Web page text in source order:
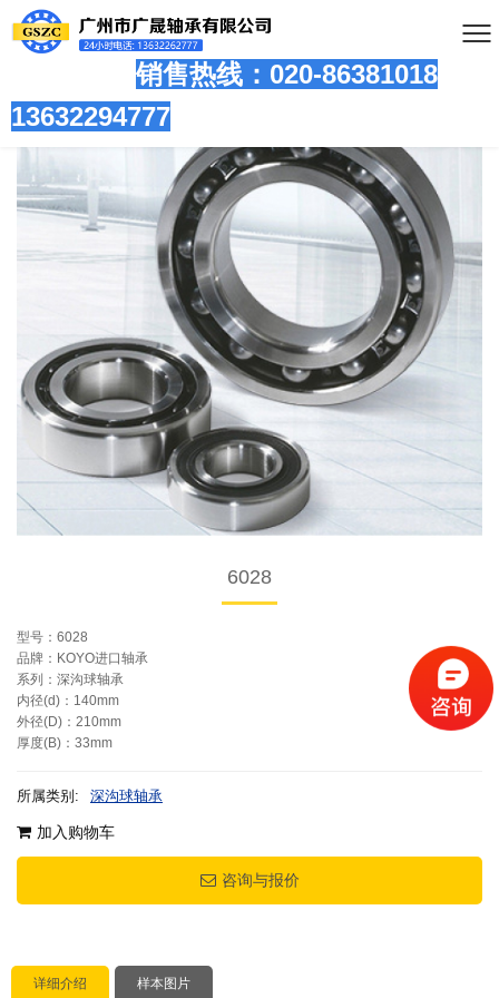
销售热线：020-86381018
13632294777
6028
型号：6028
品牌：KOYO进口轴承
系列：深沟球轴承
内径(d)：140mm
外径(D)：210mm
厚度(B)：33mm
所属类别: 深沟球轴承
加入购物车
咨询与报价
详细介绍 样本图片